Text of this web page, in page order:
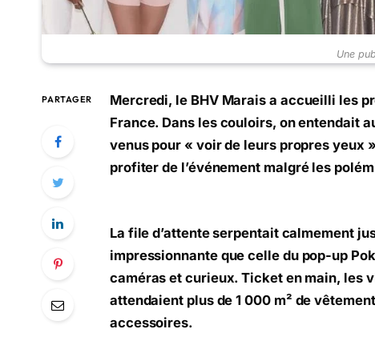
Une
PARTAGER
Mercredi, le BHV Marais a accueilli les
France. Dans les couloirs, on entendait
venus pour « voir de leurs propres yeux
profiter de l’événement malgré les
La file d’attente serpentait calmement
impressionnante que celle du pop-up
caméras et curieux. Ticket en main, les
attendaient plus de 1 000 m² de
accessoires.